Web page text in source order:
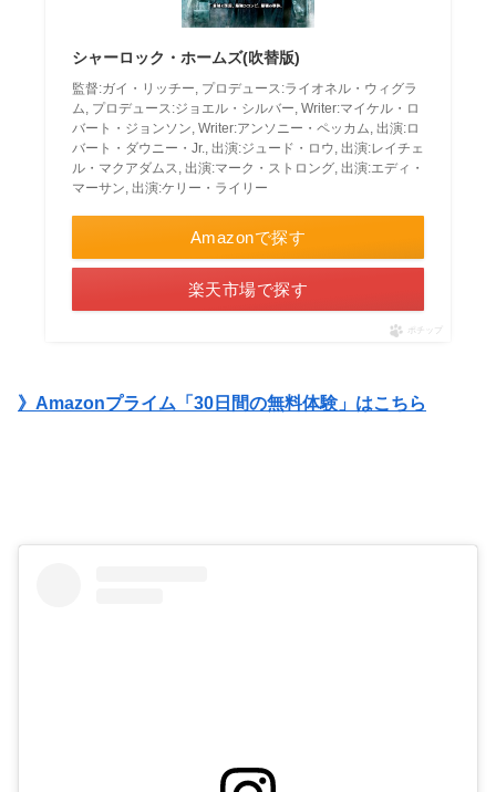
シャーロック・ホームズ(吹替版)
監督:ガイ・リッチー, プロデュース:ライオネル・ウィグラ
ム, プロデュース:ジョエル・シルバー, Writer:マイケル・ロ
バート・ジョンソン, Writer:アンソニー・ペッカム, 出演:ロ
バート・ダウニー・Jr., 出演:ジュード・ロウ, 出演:レイチェ
ル・マクアダムス, 出演:マーク・ストロング, 出演:エディ・
マーサン, 出演:ケリー・ライリー
Amazonで探す
楽天市場で探す
ポチップ
》Amazonプライム「30日間の無料体験」はこちら